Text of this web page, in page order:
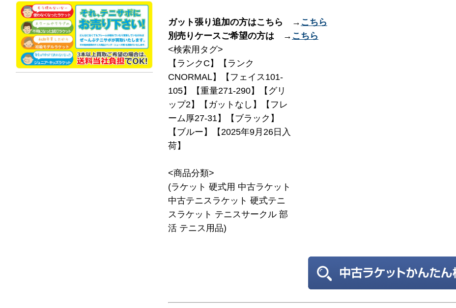
ガット張り追加の方はこちら → こちら
別売りケースご希望の方は → こちら
<検索用タグ>
【ランクC】【ランク
CNORMAL】【フェイス101-
105】【重量271-290】【グリ
ップ2】【ガットなし】【フレ
ーム厚27-31】【ブラック】
【ブルー】【2025年9月26日入
荷】
<商品分類>
(ラケット 硬式用 中古ラケット
中古テニスラケット 硬式テニ
スラケット テニスサークル 部
活 テニス用品)